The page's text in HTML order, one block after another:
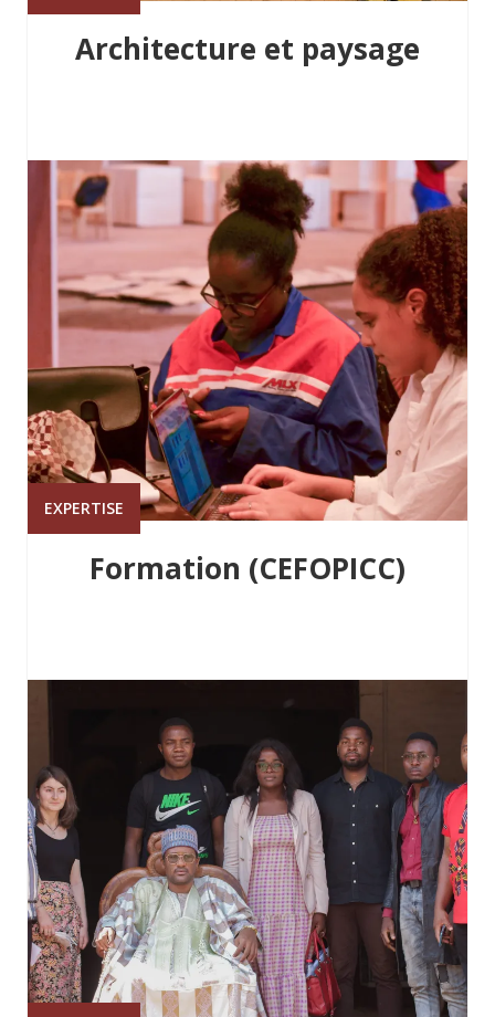
Architecture et paysage
EXPERTISE
Formation (CEFOPICC)